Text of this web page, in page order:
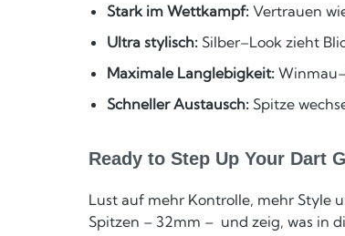
Stark im Wettkampf: Vertrauen
Ultra stylisch: Silber–Look zieht
Maximale Langlebigkeit:
Schneller Austausch: Spitze
Ready to Step Up Your Dart
Lust auf mehr Kontrolle, mehr Style
Spitzen – 32mm – und zeig, was in